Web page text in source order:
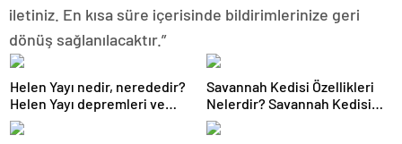
iletiniz. En kısa süre içerisinde bildirimlerinize geri
dönüş sağlanılacaktır.”
Helen Yayı nedir, nerededir?
Helen Yayı depremleri ve
tarihleri…
Savannah Kedisi Özellikleri
Nelerdir? Savannah Kedisi
Bakımı Nasıl Yapılır?